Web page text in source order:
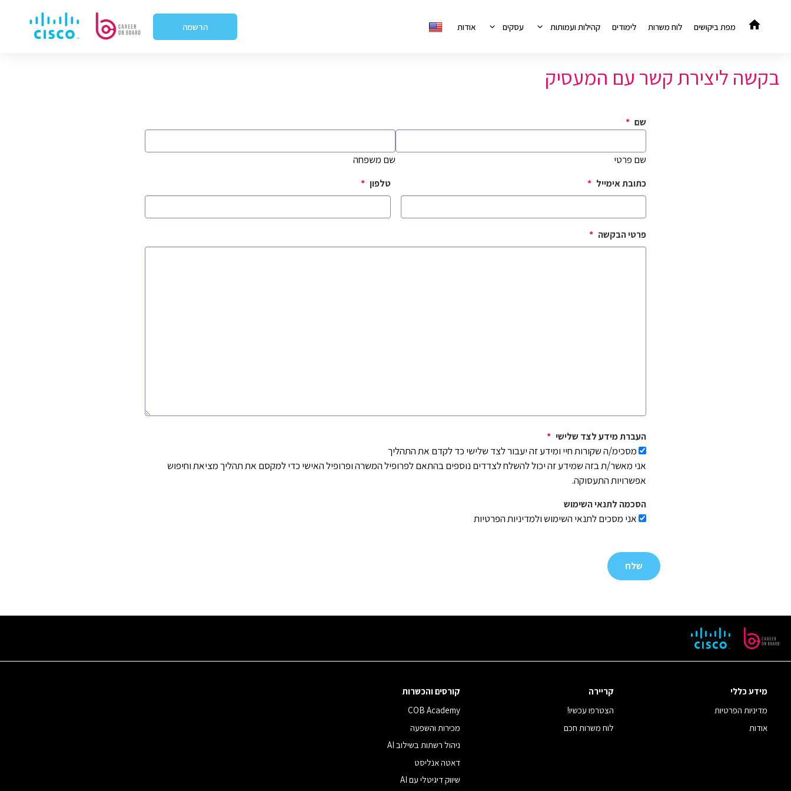
מפת ביקושים לוח משרות לימודים קהילות ועמותות עסקים אודות הרשמה
בקשה ליצירת קשר עם המעסיק
שם *
שם פרטי שם משפחה
כתובת אימייל * טלפון *
פרטי הבקשה *
העברת מידע לצד שלישי *
מסכימ/ה שקורות חיי ומידע זה יעבור לצד שלישי כד לקדם את התהליך
אני מאשר/ת בזה שמידע זה יכול להשלח לצדדים נוספים בהתאם לפרופיל המשרה ופרופיל האישי כדי למקסם את תהליך מציאת וחיפוש
אפשרויות התעסוקה.
הסכמה לתנאי השימוש
אני מסכים לתנאי השימוש ולמדיניות הפרטיות
מידע כללי
מדיניות הפרטיות
אודות
קריירה
הצטרפו עכשיו!
לוח משרות חכם
קורסים והכשרות
COB Academy
מכירות והשפעה
ניהול רשתות בשילוב AI
דאטה אנליסט
שיווק דיגיטלי עם AI